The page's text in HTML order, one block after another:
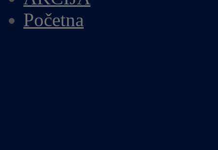
Početna